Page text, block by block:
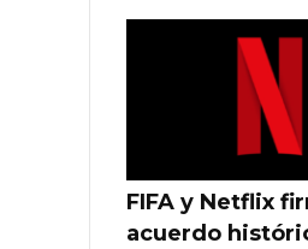
FIFA y Netflix
acuerdo